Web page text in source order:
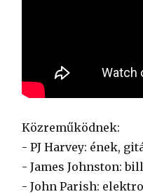
Közreműködnek:
- PJ Harvey: ének,
- James Johnston:
- John Parish: